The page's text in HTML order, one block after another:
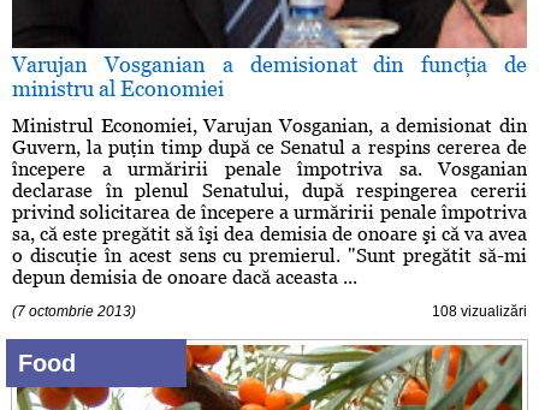
Varujan Vosganian a demisionat din funcţia de
ministru al Economiei
Ministrul Economiei, Varujan Vosganian, a demisionat din
Guvern, la puţin timp după ce Senatul a respins cererea de
începere a urmăririi penale împotriva sa. Vosganian
declarase în plenul Senatului, după respingerea cererii
privind solicitarea de începere a urmăririi penale împotriva
sa, că este pregătit să îşi dea demisia de onoare şi că va avea
o discuţie în acest sens cu premierul. "Sunt pregătit să-mi
depun demisia de onoare dacă aceasta ...
(7 octombrie 2013) 108 vizualizări
Food